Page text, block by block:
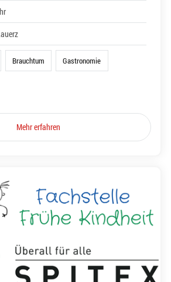
Brauchtum Gastronomie
Mehr erfahren